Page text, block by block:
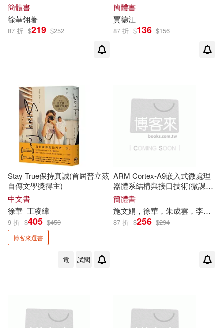
徐華等(1) 徐華翎著(1)
徐華著(1)
徐華鐺 等(1)
徐華鐺等（編繪）(1)
徐華鐺（主編）(1)
徐華鐺，張立人，宓風光，柳成蔭
徐華鐺，范兵(1)
徐華龍著(1)
中國地質大學出版社(1)
中國政法大學出版社(1)
中國民航出版社(1)
中國社會科學出版社(1)
中國科學技術出版社(1)
中國經濟出版社(1)
中國青年出版社(1)
中央編譯出版社(1)
人民軍醫出版社(1)
簡體書
徐華翎著
87 折 $219 $252
簡體書
賈德江
87 折 $136 $156
Stay True保持真誠(首屆普立茲
自傳文學獎得主)
中文書
徐華 王凌緯
9 折 $405 $450
博客來選書
電 試閱
ARM Cortex-A9嵌入式微處理
器體系結構與接口技術(微課視
頻版)
簡體書
施文娟， 徐華 ，朱成雲，李文傑，劉海燕，田洪超等
87 折 $256 $294